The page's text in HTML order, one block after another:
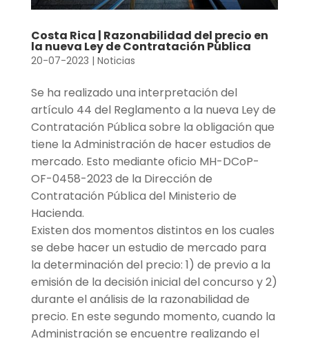
Costa Rica | Razonabilidad del precio en
la nueva Ley de Contratación Pública
20-07-2023 | Noticias
Se ha realizado una interpretación del
artículo 44 del Reglamento a la nueva Ley de
Contratación Pública sobre la obligación que
tiene la Administración de hacer estudios de
mercado. Esto mediante oficio MH-DCoP-
OF-0458-2023 de la Dirección de
Contratación Pública del Ministerio de
Hacienda.
Existen dos momentos distintos en los cuales
se debe hacer un estudio de mercado para
la determinación del precio: 1) de previo a la
emisión de la decisión inicial del concurso y 2)
durante el análisis de la razonabilidad de
precio. En este segundo momento, cuando la
Administración se encuentre realizando el